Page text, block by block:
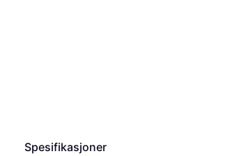
Spesifikasjoner